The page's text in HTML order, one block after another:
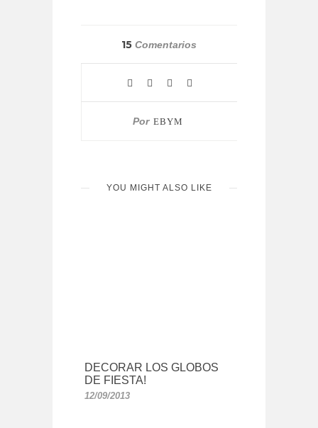
15 Comentarios
Por EBYM
YOU MIGHT ALSO LIKE
DECORAR LOS GLOBOS
DE FIESTA!
12/09/2013